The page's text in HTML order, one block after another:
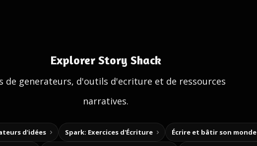
Explorer Story Shack
de generateurs, d'outils d'ecriture et de ressources
narratives.
d'idées Spark: Exercices d'Écriture Écrire et bâtir son monde